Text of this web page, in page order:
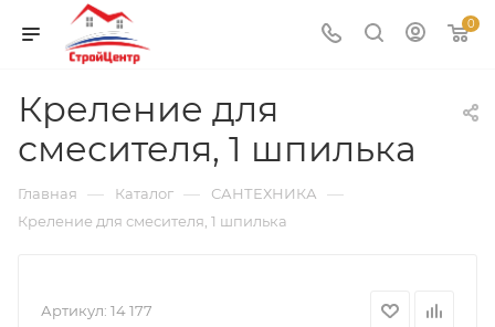
0
Креление для
смесителя, 1 шпилька
Главная — Каталог — САНТЕХНИКА —
Креление для смесителя, 1 шпилька
Артикул: 14 177